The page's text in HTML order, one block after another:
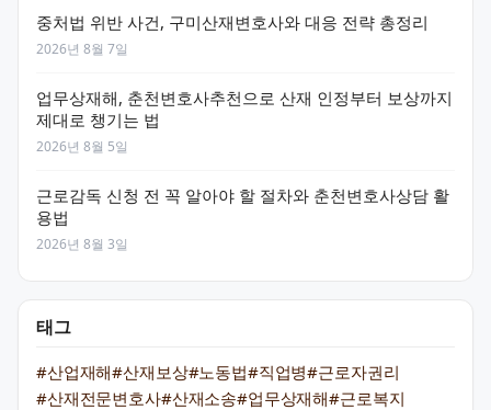
중처법 위반 사건, 구미산재변호사와 대응 전략 총정리
2026년 8월 7일
업무상재해, 춘천변호사추천으로 산재 인정부터 보상까지
제대로 챙기는 법
2026년 8월 5일
근로감독 신청 전 꼭 알아야 할 절차와 춘천변호사상담 활
용법
2026년 8월 3일
태그
#산업재해#산재보상#노동법#직업병#근로자권리
#산재전문변호사#산재소송#업무상재해#근로복지